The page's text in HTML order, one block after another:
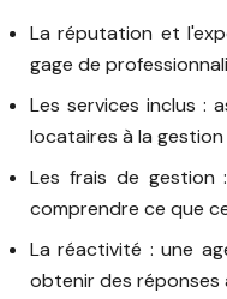
La réputation et
gage de
Les services inclus :
locataires à la
Les frais de gestion
comprendre ce que
La réactivité : une
obtenir des réponses